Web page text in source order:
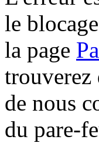
le
la page
trouverez
de nous
du pare-